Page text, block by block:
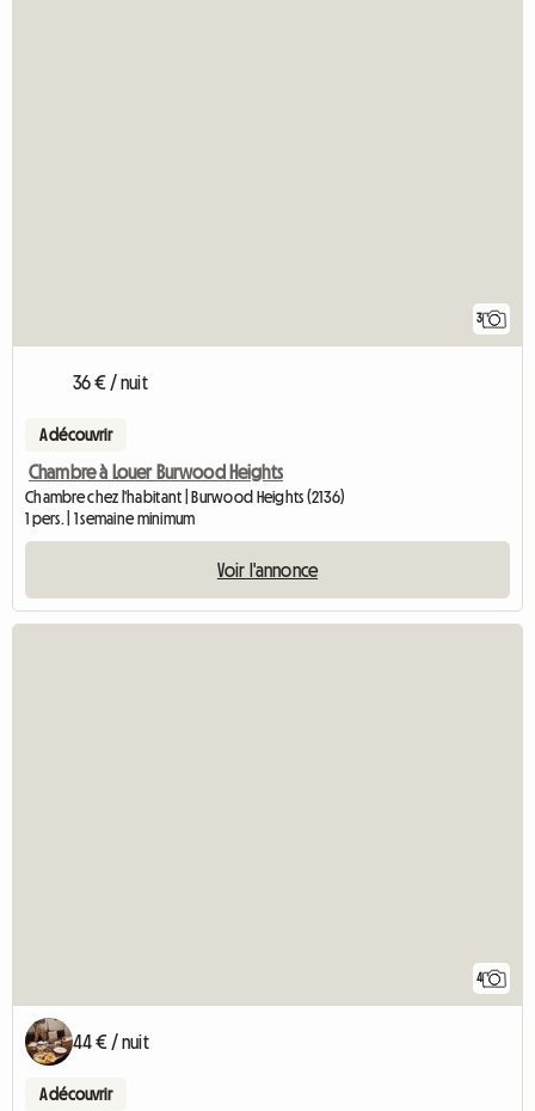
3
36 € / nuit
A découvrir
Chambre à Louer Burwood Heights
Chambre chez l'habitant | Burwood Heights (2136)
1 pers. | 1 semaine minimum
Voir l'annonce
4
44 € / nuit
A découvrir